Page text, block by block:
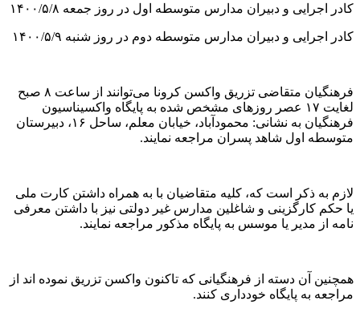
کادر اجرایی و دبیران مدارس متوسطه اول در روز جمعه ۱۴۰۰/۵/۸
کادر اجرایی و دبیران مدارس متوسطه دوم در روز شنبه ۱۴۰۰/۵/۹
فرهنگیان متقاضی تزریق واکسن کرونا می‌توانند از ساعت ۸ صبح
لغایت ۱۷ عصر روزهای مشخص شده به پایگاه واکسیناسیون
فرهنگیان به نشانی: محمودآباد، خیابان معلم، ساحل ۱۶، دبیرستان
متوسطه اول شاهد پسران مراجعه نمایند.
لازم به ذکر است که، کلیه متقاضیان با به همراه داشتن کارت ملی
یا حکم کارگزینی و شاغلین مدارس غیر دولتی نیز با داشتن معرفی
نامه از مدیر یا موسس به پایگاه مذکور مراجعه نمایند.
همچنین آن دسته از فرهنگیانی که تاکنون واکسن تزریق نموده اند از
مراجعه به پایگاه خودداری کنند.